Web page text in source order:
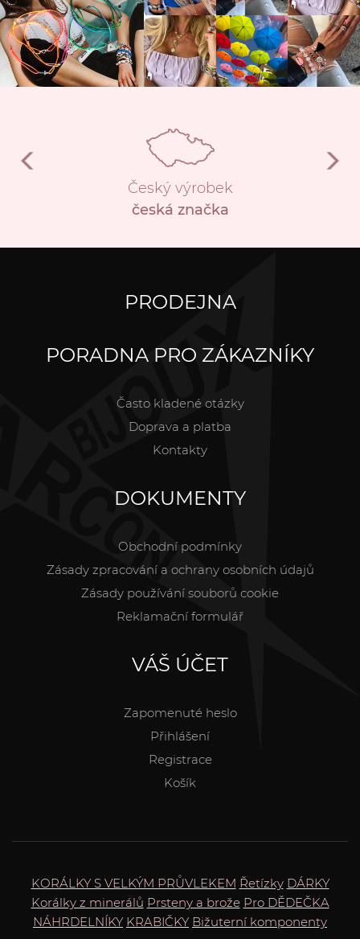
Český výrobek
česká značka
PRODEJNA
PORADNA PRO ZÁKAZNÍKY
Často kladené otázky
Doprava a platba
Kontakty
DOKUMENTY
Obchodní podmínky
Zásady zpracování a ochrany osobních údajů
Zásady používání souborů cookie
Reklamační formulář
VÁŠ ÚČET
Zapomenuté heslo
Přihlášení
Registrace
Košík
KORÁLKY S VELKÝM PRŮVLEKEM Řetízky DÁRKY
Korálky z minerálů Prsteny a brože Pro DĚDEČKA
NÁHRDELNÍKY KRABIČKY Bižuterní komponenty